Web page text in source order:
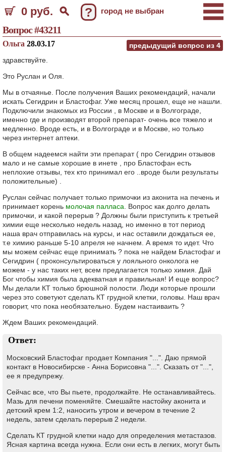
0 руб. ? город не выбран
Вопрос #43211
предыдущий вопрос из 4
Ольга 28.03.17
здравствуйте.
Это Руслан и Оля.
Мы в отчаянье. После получения Ваших рекомендаций, начали
искать Сегидрин и Бластофаг. Уже месяц прошел, еще не нашли.
Подключили знакомых из России , в Москве и в Волгограде,
именно где и производят второй препарат- очень все тяжело и
медленно. Вроде есть, и в Волгограде и в Москве, но только
через интернет аптеки.
В общем надеемся найти эти препарат ( про Сегидрин отзывов
мало и не самые хорошие в инете , про Бластофан есть
неплохие отзывы, тех кто принимал его ..вроде были результаты
положительные) .
Руслан сейчас получает только примочки из аконита на печень и
принимает корень молочая палласа . Вопрос как долго делать
примочки, и какой перерыв ? Должны были приступить к третьей
химии еще несколько недель назад, но именно в тот период
наша врач отправилась на курсы, и нас оставили дождаться ее,
т.е химию раньше 5-10 апреля не начнем. А время то идет. Что
мы можем сейчас еще принимать ? пока не найдем Бластофаг и
Сегидрин ( проконсультироваться у лояльного онколога не
можем - у нас таких нет, всем предлагается только химия. Дай
Бог чтобы химия была адекватная и правильная! И еще вопрос?
Мы делали КТ только брюшной полости. Люди которые прошли
через это советуют сделать КТ грудной клетки, головы. Наш врач
говорит, что пока необязательно. Будем настаиваить ?
Ждем Ваших рекомендаций.
Ответ:
Московский Бластофаг продает Компания "...". Даю прямой
контакт в Новосибирске - Анна Борисовна "...". Сказать от "...",
ее я предупрежу.
Сейчас все, что Вы пьете, продолжайте. Не останавливайтесь.
Мазь для печени поменяйте. Смешайте настойку аконита и
детский крем 1:2, наносить утром и вечером в течение 2
недель, затем сделать перерыв 2 недели.
Сделать КТ грудной клетки надо для определения метастазов.
Ясная картина всегда нужна. Если они есть в легких, могут быть